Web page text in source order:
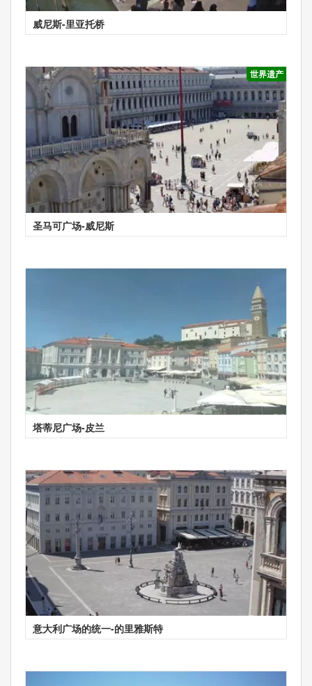
威尼斯-里亚托桥
世界遗产
圣马可广场-威尼斯
塔蒂尼广场-皮兰
意大利广场的统一-的里雅斯特